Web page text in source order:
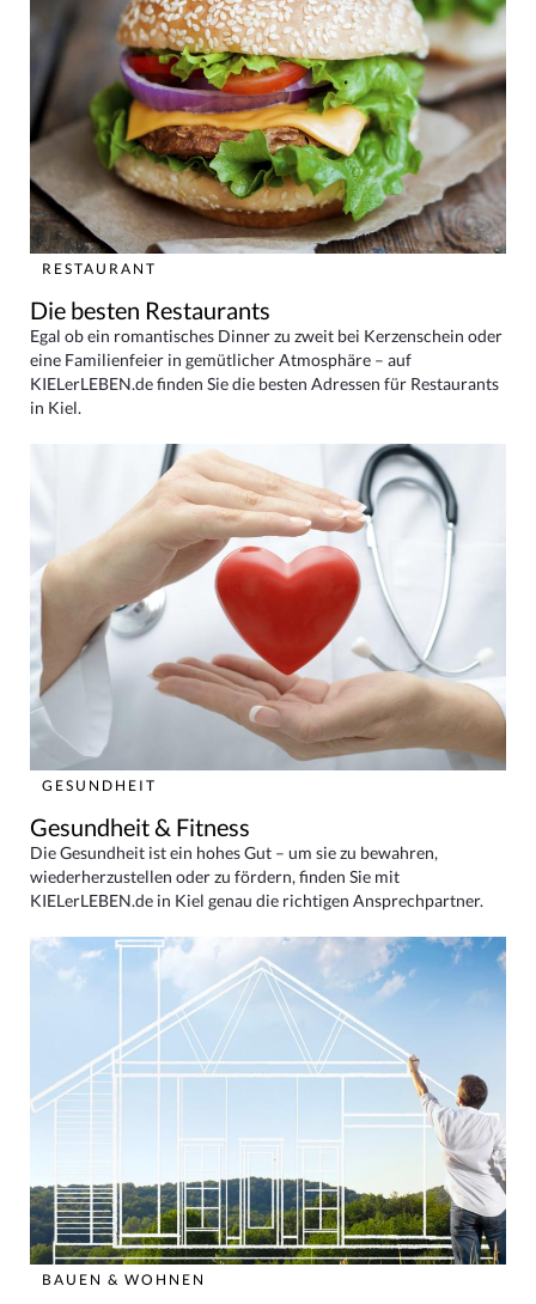
RESTAURANT
Die besten Restaurants
Egal ob ein romantisches Dinner zu zweit bei Kerzenschein oder
eine Familienfeier in gemütlicher Atmosphäre – auf
KIELerLEBEN.de finden Sie die besten Adressen für Restaurants
in Kiel.
GESUNDHEIT
Gesundheit & Fitness
Die Gesundheit ist ein hohes Gut – um sie zu bewahren,
wiederherzustellen oder zu fördern, finden Sie mit
KIELerLEBEN.de in Kiel genau die richtigen Ansprechpartner.
BAUEN & WOHNEN